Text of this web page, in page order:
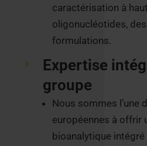
caractérisation à
oligonucléotides,
formulations.
Expertise
groupe
Nous sommes l’une
européennes à offrir
bioanalytique